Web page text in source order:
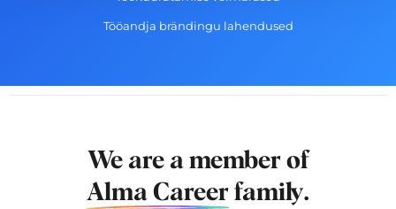
Tööandja brändingu lahendused
We are a member of
Alma Career family.